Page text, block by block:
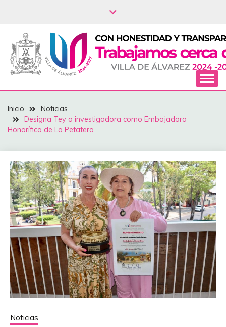
NOTICIAS – VILLA
DEL ÁLVAREZ
Inicio
Noticias
‎Designa Tey a investigadora como Embajadora
Honorífica de La Petatera
Noticias